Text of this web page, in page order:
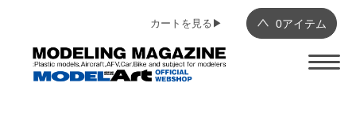
0アイテム
カートを見る▶︎